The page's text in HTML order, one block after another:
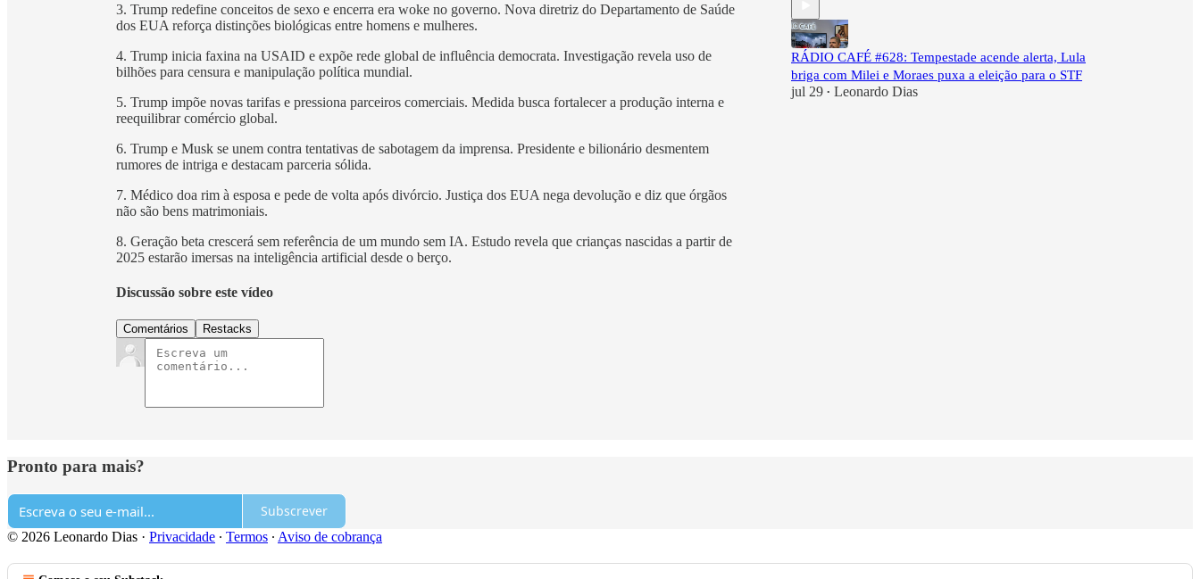
3. Trump redefine conceitos de sexo e encerra era woke no governo. Nova diretriz do Departamento de Saúde
dos EUA reforça distinções biológicas entre homens e mulheres.
4. Trump inicia faxina na USAID e expõe rede global de influência democrata. Investigação revela uso de
bilhões para censura e manipulação política mundial.
5. Trump impõe novas tarifas e pressiona parceiros comerciais. Medida busca fortalecer a produção interna e
reequilibrar comércio global.
6. Trump e Musk se unem contra tentativas de sabotagem da imprensa. Presidente e bilionário desmentem
rumores de intriga e destacam parceria sólida.
7. Médico doa rim à esposa e pede de volta após divórcio. Justiça dos EUA nega devolução e diz que órgãos
não são bens matrimoniais.
8. Geração beta crescerá sem referência de um mundo sem IA. Estudo revela que crianças nascidas a partir de
2025 estarão imersas na inteligência artificial desde o berço.
Discussão sobre este vídeo
Comentários Restacks
RÁDIO CAFÉ #628: Tempestade acende alerta, Lula
briga com Milei e Moraes puxa a eleição para o STF
jul 29 • Leonardo Dias
Pronto para mais?
Subscrever
© 2026 Leonardo Dias · Privacidade ∙ Termos ∙ Aviso de cobrança